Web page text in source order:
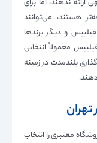
ندهند، اما برای
هستند، می‌توانند
فیلیپس و دیگر برندها
معمولاً انتخابی
بلندمدت در زمینه
معتبری را انتخاب